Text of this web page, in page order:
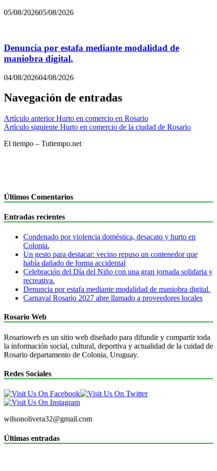
05/08/202605/08/2026
Denuncia por estafa mediante modalidad de
maniobra digital.
04/08/202604/08/2026
Navegación de entradas
Artículo anterior Hurto en comercio en Rosario
Artículo siguiente Hurto en comercio de la ciudad de Rosario
El tiempo – Tutiempo.net
Últimos Comentarios
Entradas recientes
Condenado por violencia doméstica, desacato y hurto en
Colonia.
Un gesto para destacar: vecino repuso un contenedor que
había dañado de forma accidental
Celebración del Día del Niño con una gran jornada solidaria y
recreativa.
Denuncia por estafa mediante modalidad de maniobra digital.
Carnaval Rosario 2027 abre llamado a proveedores locales
Rosario Web
Rosarioweb es un sitio web diseñado para difundir y compartir toda
la información social, cultural, deportiva y actualidad de la cuidad de
Rosario departamento de Colonia, Uruguay.
Redes Sociales
wilsonolivera32@gmail.com
Últimas entradas